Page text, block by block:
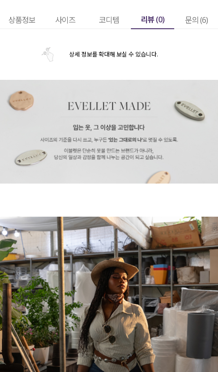
상품정보 사이즈 코디템 리뷰 (0) 문의 (6)
상세 정보를 확대해 보실 수 있습니다.